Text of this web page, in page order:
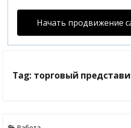
Начать продвижение
Tag: торговый